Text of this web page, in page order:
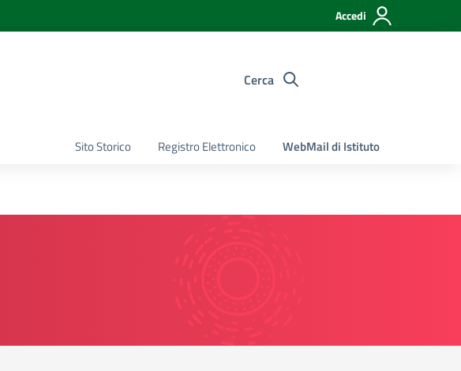
Accedi
Cerca
Sito Storico Registro Elettronico WebMail di Istituto